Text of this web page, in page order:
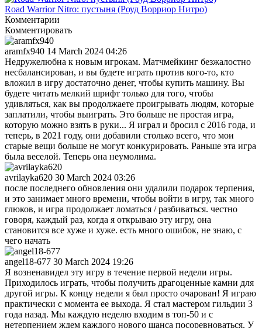
Road Warrior Nitro: пустыня (Роуд Ворриор Нитро)
Комментарии
Комментировать
aramfx940 14 March 2024 04:26
Недружелюбна к новым игрокам. Матчмейкинг безжалостно
несбалансирован, и вы будете играть против кого-то, кто
вложил в игру достаточно денег, чтобы купить машину. Вы
будете читать мелкий шрифт только для того, чтобы
удивляться, как вы продолжаете проигрывать людям, которые
заплатили, чтобы выиграть. Это больше не простая игра,
которую можно взять в руки... Я играл и бросил с 2016 года, и
теперь, в 2021 году, они добавили столько всего, что мои
старые вещи больше не могут конкурировать. Раньше эта игра
была веселой. Теперь она неумолима.
avrilayka620 30 March 2024 03:26
после последнего обновления они удалили подарок терпения,
и это занимает много времени, чтобы войти в игру, так много
глюков, и игра продолжает ломаться / разбиваться. честно
говоря, каждый раз, когда я открываю эту игру, она
становится все хуже и хуже. есть много ошибок, не знаю, с
чего начать
angel18-677 30 March 2024 19:26
Я возненавидел эту игру в течение первой недели игры.
Приходилось играть, чтобы получить драгоценные камни для
другой игры. К концу недели я был просто очарован! Я играю
практически с момента ее выхода. Я стал мастером гильдии 3
года назад. Мы каждую неделю входим в топ-50 и с
нетерпением ждем каждого нового шанса посоревноваться. У